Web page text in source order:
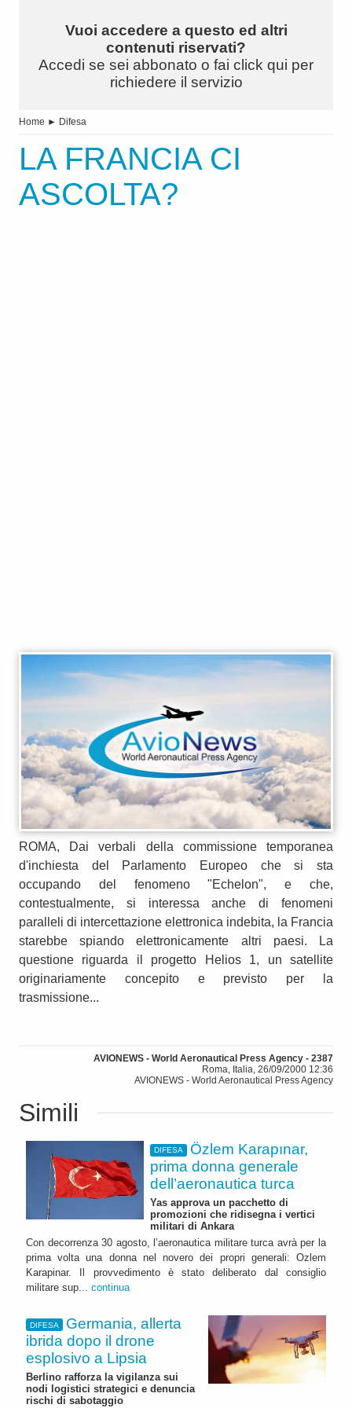
Vuoi accedere a questo ed altri
contenuti riservati?
Accedi se sei abbonato o fai click qui per
richiedere il servizio
Home ► Difesa
LA FRANCIA CI
ASCOLTA?
ROMA, Dai verbali della commissione temporanea
d'inchiesta del Parlamento Europeo che si sta
occupando del fenomeno "Echelon", e che,
contestualmente, si interessa anche di fenomeni
paralleli di intercettazione elettronica indebita, la Francia
starebbe spiando elettronicamente altri paesi. La
questione riguarda il progetto Helios 1, un satellite
originariamente concepito e previsto per la
trasmissione...
AVIONEWS - World Aeronautical Press Agency - 2387
Roma, Italia, 26/09/2000 12:36
AVIONEWS - World Aeronautical Press Agency
Simili
DIFESA
Özlem Karapınar,
prima donna generale
dell’aeronautica turca
Yas approva un pacchetto di
promozioni che ridisegna i vertici
militari di Ankara
Con decorrenza 30 agosto, l’aeronautica militare turca avrà per la
prima volta una donna nel novero dei propri generali: Ozlem
Karapinar. Il provvedimento è stato deliberato dal consiglio
militare sup... continua
DIFESA
Germania, allerta
ibrida dopo il drone
esplosivo a Lipsia
Berlino rafforza la vigilanza sui
nodi logistici strategici e denuncia
rischi di sabotaggio